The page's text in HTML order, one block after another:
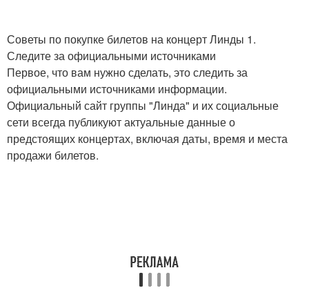
Советы по покупке билетов на концерт Линды 1.
Следите за официальными источниками
Первое, что вам нужно сделать, это следить за
официальными источниками информации.
Официальный сайт группы "Линда" и их социальные
сети всегда публикуют актуальные данные о
предстоящих концертах, включая даты, время и места
продажи билетов.